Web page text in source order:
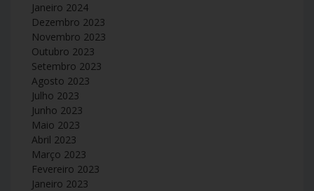
Janeiro 2024
Dezembro 2023
Novembro 2023
Outubro 2023
Setembro 2023
Agosto 2023
Julho 2023
Junho 2023
Maio 2023
Abril 2023
Março 2023
Fevereiro 2023
Janeiro 2023